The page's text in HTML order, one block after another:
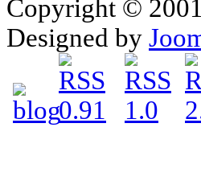
Copyright ©
Designed by